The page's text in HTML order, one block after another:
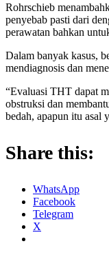
Rohrschieb
penyebab pasti dari
perawatan bahkan
Dalam banyak kasus,
mendiagnosis dan
“Evaluasi THT dapat
obstruksi dan
bedah, apapun itu asal
Share this:
WhatsApp
Facebook
Telegram
X